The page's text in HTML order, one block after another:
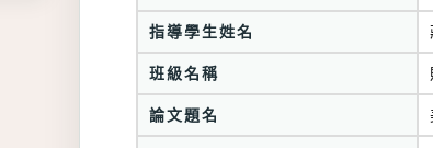
指導學生姓名
班級名稱
論文題名